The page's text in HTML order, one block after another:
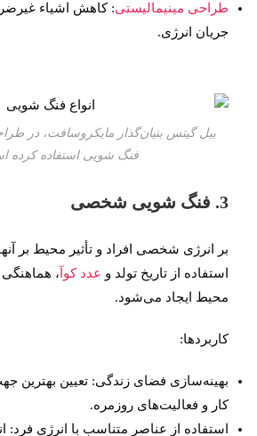
طراحی مینیمالیستی: کاهش اشیاء
جریان انرژی.
بیل گیتس بنیان‌گذار مایکروسافت، در
فنگ شویی استفاده کرده
3. فنگ شویی شخصی
بر انرژی شخصی افراد و تأثیر محیط بر
استفاده از تاریخ تولد و عدد کوآ ، هماهنگی
محیط ایجاد می‌شود.
کاربردها:
بهینه‌سازی فضای زندگی: تعیین بهترین
کار و فعالیت‌های روزمره.
استفاده از عناصر متناسب با انرژی فرد: